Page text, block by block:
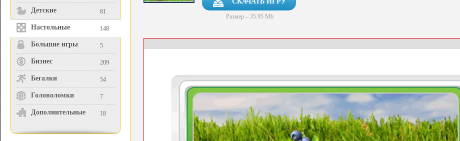
Детские 81
Настольные 148
Большие игры 5
Бизнес 209
Бегалки 54
Головоломки 7
Дополнительные 18
Размер – 35.95 Mb